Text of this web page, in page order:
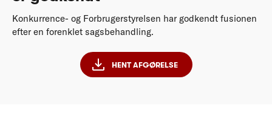
Konkurrence- og Forbrugerstyrelsen har godkendt fusionen
efter en forenklet sagsbehandling.
HENT AFGØRELSE